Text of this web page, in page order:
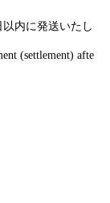
内に発送いたし
(settlement) afte